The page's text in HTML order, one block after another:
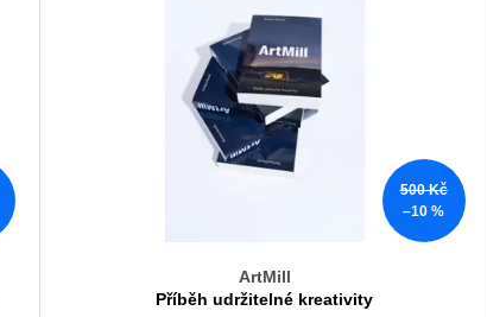
500 Kč
–10 %
ArtMill
Příběh udržitelné kreativity